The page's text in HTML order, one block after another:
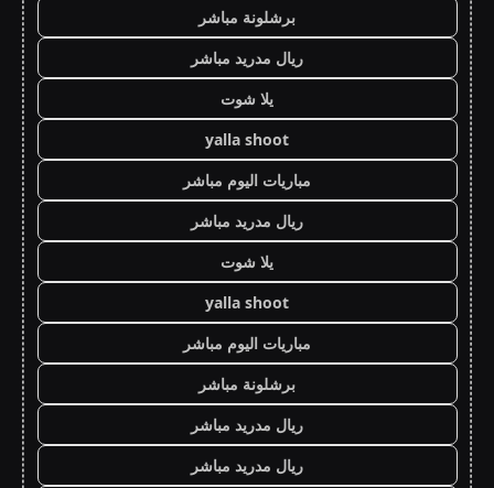
برشلونة مباشر
ريال مدريد مباشر
يلا شوت
yalla shoot
مباريات اليوم مباشر
ريال مدريد مباشر
يلا شوت
yalla shoot
مباريات اليوم مباشر
برشلونة مباشر
ريال مدريد مباشر
ريال مدريد مباشر